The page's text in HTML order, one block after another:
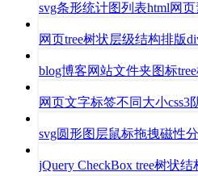
svg条形统计图列表html网
网页tree树状层级结构排版
blog博客网站文件夹图标
网页文字标签不同大小
svg圆形图层鼠标拖拽磁性
jQuery CheckBox tree树状